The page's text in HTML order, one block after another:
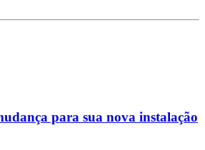
para sua nova instalação